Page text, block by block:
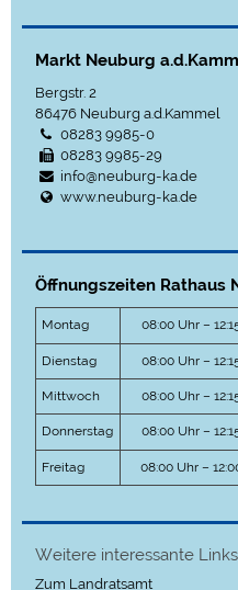
Markt Neuburg
Bergstr. 2
86476 Neuburg a.d.Kammel
08283 9985-0
08283 9985-29
info@neuburg-ka.de
www.neuburg-ka.de
Öffnungszeiten Rathaus
Montag 08:00 Uhr –
Dienstag 08:00 Uhr –
Mittwoch 08:00 Uhr –
Donnerstag 08:00 Uhr –
Freitag 08:00 Uhr –
Weitere interessante
Zum Landratsamt